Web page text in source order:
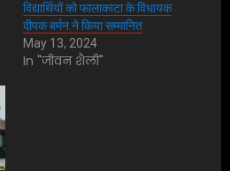
विद्यार्थियों को फालाकाटा के विधायक
दीपक बर्मन ने किया सम्मानित
May 13, 2024
In "जीवन शैली"